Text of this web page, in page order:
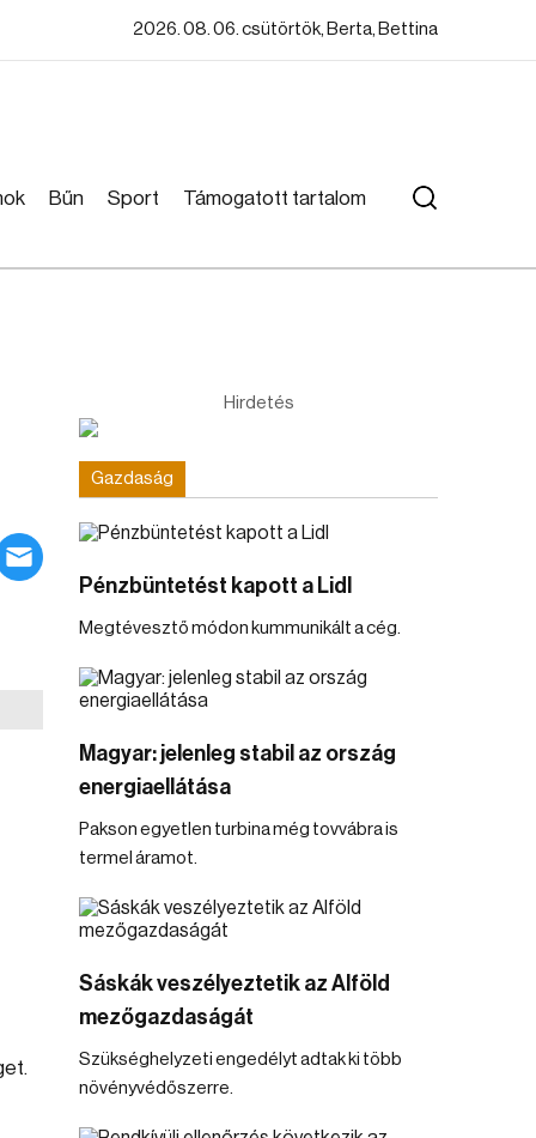
2026. 08. 06. csütörtök, Berta, Bettina
Bűn Sport Támogatott tartalom
Hirdetés
Gazdaság
Pénzbüntetést kapott a Lidl
Megtévesztő módon kummunikált a cég.
Magyar: jelenleg stabil az ország
energiaellátása
Pakson egyetlen turbina még tovvábra is
termel áramot.
Sáskák veszélyeztetik az Alföld
mezőgazdaságát
Szükséghelyzeti engedélyt adtak ki több
növényvédőszerre.